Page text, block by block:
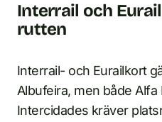
Interrail och
rutten
Interrail- och Eurailkort
Albufeira, men både Alfa
Intercidades kräver